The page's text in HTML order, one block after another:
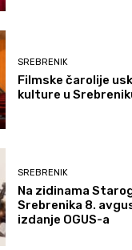
SREBRENIK
Filmske čarolije
kulture u
SREBRENIK
Na zidinama
Srebrenika 8.
izdanje OGUS-a